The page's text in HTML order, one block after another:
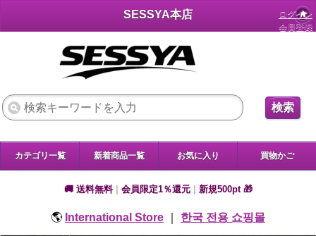
SESSYA本店
ログイン
会員登録
検索
カテゴリ一覧 新着商品一覧 お気に入り 買物かご
🚚 送料無料 会員限定1％還元 新規500pt 🎁
🌎 International Store 한국 전용 쇼핑몰